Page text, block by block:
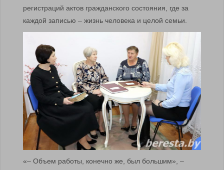
регистраций актов гражданского состояния, где за
каждой записью – жизнь человека и целой семьи.
«– Объем работы, конечно же, был большим», –